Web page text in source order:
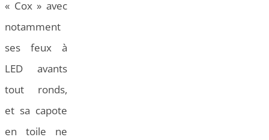
« Cox » avec
notamment
ses feux à
LED avants
tout ronds,
et sa capote
en toile ne